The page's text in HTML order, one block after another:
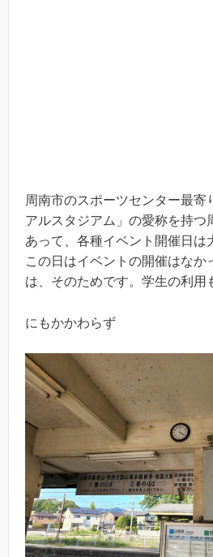
周南市のスポーツセンター最寄
アルスタジアム」の愛称を持つ
あって、各種イベント開催日は
この日はイベントの開催はなか
は、そのためです。学生の利用
にもかかわらず